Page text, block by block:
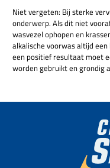
Niet vergeten: Bij sterke
onderwerp. Als dit niet
wasvezel ophopen en
alkalische voorwas altijd
een positief resultaat moet
worden gebruikt en grondig